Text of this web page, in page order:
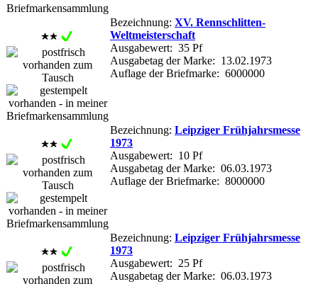
Bezeichnung: XV. Rennschlitten-
Weltmeisterschaft
Ausgabewert: 35 Pf
Ausgabetag der Marke: 13.02.1973
Auflage der Briefmarke: 6000000
Bezeichnung: Leipziger Frühjahrsmesse
1973
Ausgabewert: 10 Pf
Ausgabetag der Marke: 06.03.1973
Auflage der Briefmarke: 8000000
Bezeichnung: Leipziger Frühjahrsmesse
1973
Ausgabewert: 25 Pf
Ausgabetag der Marke: 06.03.1973